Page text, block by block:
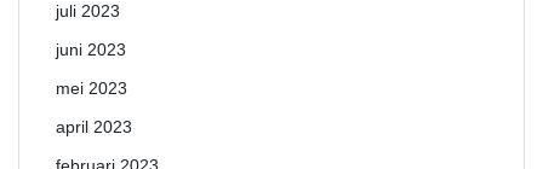
juli 2023
juni 2023
mei 2023
april 2023